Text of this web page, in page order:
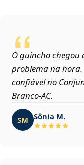
O guincho chegou
problema na hora.
confiável no
Branco‑AC.
SM Sônia M.